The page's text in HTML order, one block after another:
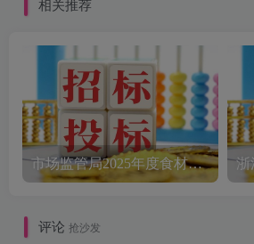
工程管理咨询有限公司]
相关推荐
市场监管局2025年度食材配送采购公告
评论 抢沙发